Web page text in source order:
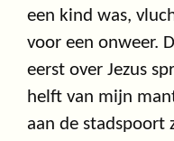
een kind was,
voor een onweer.
eerst over Jezus
helft van mijn
aan de stadspoort